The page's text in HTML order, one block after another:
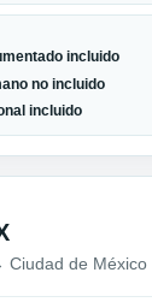
incluido
no incluido
incluido
Ciudad de México